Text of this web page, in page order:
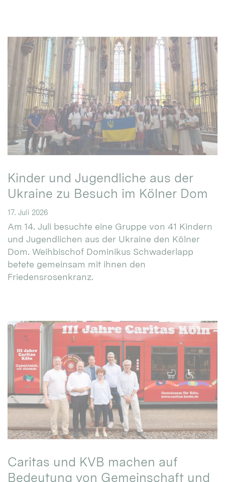
Kinder und Jugendliche aus der
Ukraine zu Besuch im Kölner Dom
17. Juli 2026
Am 14. Juli besuchte eine Gruppe von 41 Kindern
und Jugendlichen aus der Ukraine den Kölner
Dom. Weihbischof Dominikus Schwaderlapp
betete gemeinsam mit ihnen den
Friedensrosenkranz.
Caritas und KVB machen auf
Bedeutung von Gemeinschaft und